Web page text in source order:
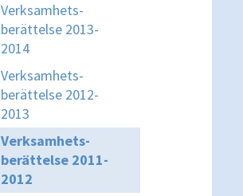
Verksamhets-
berättelse 2013-
2014
Verksamhets-
berättelse 2012-
2013
Verksamhets-
berättelse 2011-
2012